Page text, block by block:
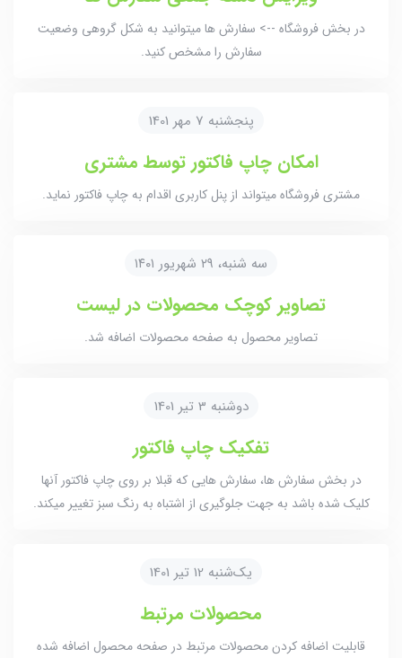
در بخش فروشگاه --> سفارش ها میتوانید به شکل گروهی وضعیت
سفارش را مشخص کنید.
پنجشنبه 7 مهر 1401
امکان چاپ فاکتور توسط مشتری
مشتری فروشگاه میتواند از پنل کاربری اقدام به چاپ فاکتور نماید.
سه شنبه، ۲۹ شهریور ۱۴۰۱
تصاویر کوچک محصولات در لیست
تصاویر محصول به صفحه محصولات اضافه شد.
دوشنبه 3 تیر 1401
تفکیک چاپ فاکتور
در بخش سفارش ها، سفارش هایی که قبلا بر روی چاپ فاکتور آنها
کلیک شده باشد به جهت جلوگیری از اشتباه به رنگ سبز تغییر میکند.
یک‌شنبه 12 تیر 1401
محصولات مرتبط
قابلیت اضافه کردن محصولات مرتبط در صفحه محصول اضافه شده